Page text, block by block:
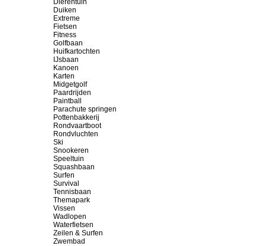
Dierentuin
Duiken
Extreme
Fietsen
Fitness
Golfbaan
Huifkartochten
IJsbaan
Kanoen
Karten
Midgetgolf
Paardrijden
Paintball
Parachute springen
Pottenbakkerij
Rondvaartboot
Rondvluchten
Ski
Snookeren
Speeltuin
Squashbaan
Surfen
Survival
Tennisbaan
Themapark
Vissen
Wadlopen
Waterfietsen
Zeilen & Surfen
Zwembad